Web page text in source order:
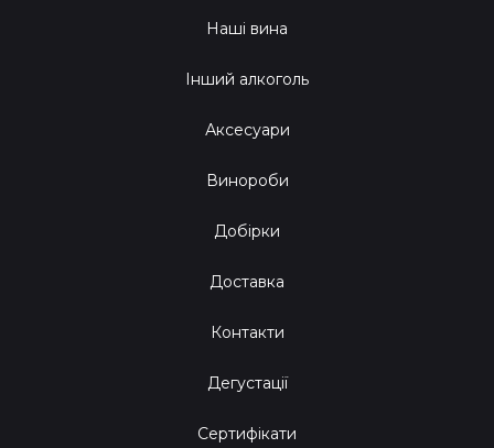
Наші вина
Інший алкоголь
Аксесуари
Винороби
Добірки
Доставка
Контакти
Дегустації
Сертифікати